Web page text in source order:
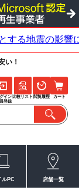
い！
イン
登録
比較リスト 閲覧履歴 カート
ルPC 店舗一覧